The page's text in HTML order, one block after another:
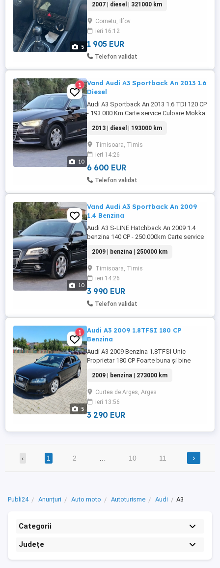
5
batai la articulatii ,are schimbate
:ambreiaj,vas expansiune si furtune ,etrieri
si placute de frana noi ,navigatie dedicata
dar o pot da si pe cea originala Ca si
defecte are aripa ...
2007 | diesel | 321000 km
Cornetu, Ilfov
ieri 16:12
1 905 EUR
Telefon validat
10
1
Vand Audi A3 Sportback An 2013 1.6
Diesel
Audi A3 Sportback An 2013 1.6 TDI 120 CP
- 193.000 Km Carte service Culoare Mokka
Carte service Dublu Climatronic digital cu
afișaj Sistem audio profesional Audi
Concert Radio CD MP3 SD USB AUX
Interior Piele Neagra + Textil foarte bine
intretinut fara ...
2013 | diesel | 193000 km
Timisoara, Timis
ieri 14:26
6 600 EUR
Telefon validat
10
Vand Audi A3 Sportback An 2009
1.4 Benzina
Audi A3 S-LINE Hatchback An 2009 1.4
benzina 140 CP - 250.000km Carte service
Textil Întreținut Faruri Xenon Leduri fata-
spate Tempomat ( Pilot Automat ) Interior
+ Exterior S-Line original Inscriptionate
scaune praguri S-LINE Parbriz ...
2009 | benzina | 250000 km
Timisoara, Timis
ieri 14:26
3 990 EUR
Telefon validat
5
1
Audi A3 2009 1.8TFSI 180 CP
Benzina
Audi A3 2009 Benzina 1.8TFSI Unic
Proprietar 180 CP Foarte buna și bine
2009 | benzina | 273000 km
Curtea de Arges, Arges
ieri 13:56
3 290 EUR
‹ 1 2 10 11 ›
Publi24 Anunțuri Auto moto Autoturisme Audi A3
Categorii
Județe